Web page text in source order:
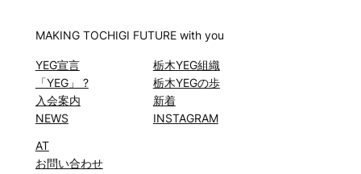
MAKING TOCHIGI FUTURE with you
YEG宣言
「YEG」 ?
入会案内
NEWS
栃木YEG組織
栃木YEGの歩
新着
INSTAGRAM
AT
お問い合わせ